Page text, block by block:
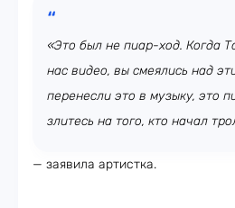
«Это был не пиар-ход. Когда
нас видео, вы смеялись над
перенесли это в музыку, это
злитесь на того, кто начал
— заявила артистка.